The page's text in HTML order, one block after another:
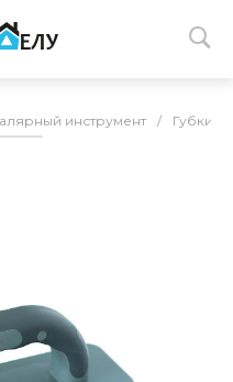
инструмент / Губки